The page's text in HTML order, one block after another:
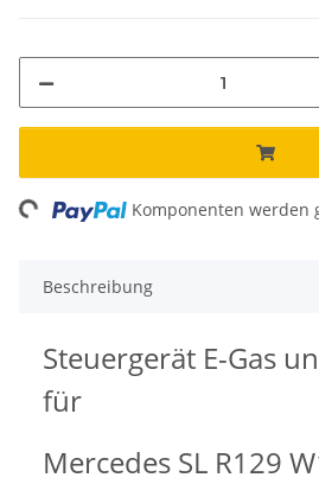
Komponenten werden
Beschreibung
Steuergerät E-Gas
für
Mercedes SL R129